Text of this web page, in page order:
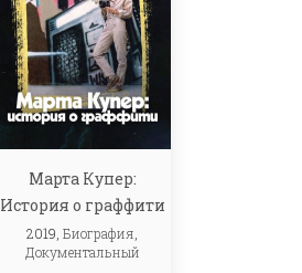
Марта Купер:
История о граффити
2019,Биография
Документальный